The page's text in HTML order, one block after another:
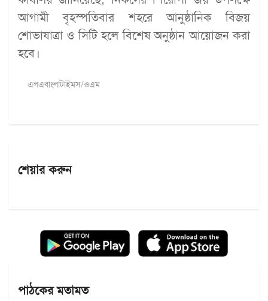
আগামী বৃহস্পতিবার শহরে আনুষ্ঠানিক বিজয়
শোভাযাত্রা ও সিটি হলে বিশেষ অনুষ্ঠান আয়োজন করা
হবে।
এলএবাংলাটাইমস/ওএম
শেয়ার করুন
পাঠকের মতামত